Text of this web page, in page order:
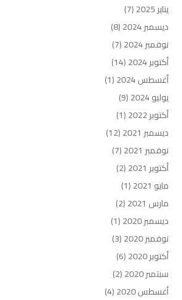
يناير 2025
(7)
ديسمبر 2024
(8)
نوفمبر 2024
(7)
أكتوبر 2024
(14)
أغسطس 2024
(1)
يوليو 2024
(9)
أكتوبر 2022
(1)
ديسمبر 2021
(12)
نوفمبر 2021
(7)
أكتوبر 2021
(2)
مايو 2021
(1)
مارس 2021
(2)
ديسمبر 2020
(1)
نوفمبر 2020
(3)
أكتوبر 2020
(6)
سبتمبر 2020
(2)
أغسطس 2020
(4)